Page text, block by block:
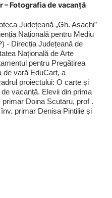
– Fotografia de vacanță
Județeană „Gh. Asachi”
Națională pentru Mediu
- Direcția Județeană de
Națională de Arte
pentru Pregătirea
de vară EduCart, a
proiectului: O carte și
vacanță. Elevii din prima
Doina Scutaru, prof .
primar Denisa Pintilie și